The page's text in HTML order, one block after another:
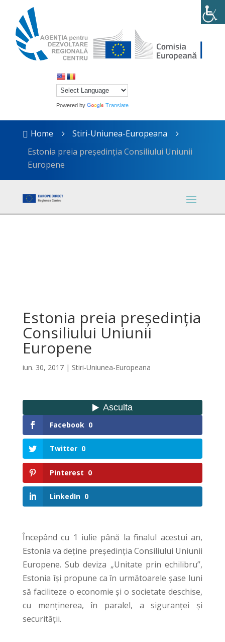
Powered by Translate
 Home 5 Stiri-Uniunea-Europeana 5
Estonia preia președinția Consiliului Uniunii
Europene
Estonia preia președinția
Consiliului Uniunii
Europene
iun. 30, 2017| Stiri-Uniunea-Europeana
Facebook 0
Twitter 0
Pinterest 0
LinkedIn 0
Începând cu 1 iulie până la finalul acestui an,
Estonia va deține președinția Consiliului Uniunii
Europene. Sub deviza „Unitate prin echilibru”,
Estonia își propune ca în următoarele șase luni
să faciliteze o economie și o societate deschise,
cu menținerea, în paralel, a siguranței și
securității.